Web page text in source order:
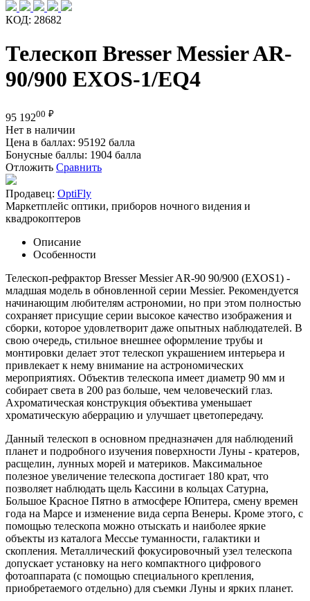
КОД: 28682
Телескоп Bresser Messier AR-
90/900 EXOS-1/EQ4
95 19200 ₽
Нет в наличии
Цена в баллах: 95192 балла
Бонусные баллы: 1904 балла
Отложить Сравнить
Продавец: OptiFly
Маркетплейс оптики, приборов ночного видения и
квадрокоптеров
Описание
Особенности
Телескоп-рефрактор Bresser Messier AR-90 90/900 (EXOS1) -
младшая модель в обновленной серии Messier. Рекомендуется
начинающим любителям астрономии, но при этом полностью
сохраняет присущие серии высокое качество изображения и
сборки, которое удовлетворит даже опытных наблюдателей. В
свою очередь, стильное внешнее оформление трубы и
монтировки делает этот телескоп украшением интерьера и
привлекает к нему внимание на астрономических
мероприятиях. Объектив телескопа имеет диаметр 90 мм и
собирает света в 200 раз больше, чем человеческий глаз.
Ахроматическая конструкция объектива уменьшает
хроматическую аберрацию и улучшает цветопередачу.
Данный телескоп в основном предназначен для наблюдений
планет и подробного изучения поверхности Луны - кратеров,
расщелин, лунных морей и материков. Максимальное
полезное увеличение телескопа достигает 180 крат, что
позволяет наблюдать щель Кассини в кольцах Сатурна,
Большое Красное Пятно в атмосфере Юпитера, смену времен
года на Марсе и изменение вида серпа Венеры. Кроме этого, с
помощью телескопа можно отыскать и наиболее яркие
объекты из каталога Мессье туманности, галактики и
скопления. Металлический фокусировочный узел телескопа
допускает установку на него компактного цифрового
фотоаппарата (с помощью специального крепления,
приобретаемого отдельно) для съемки Луны и ярких планет.